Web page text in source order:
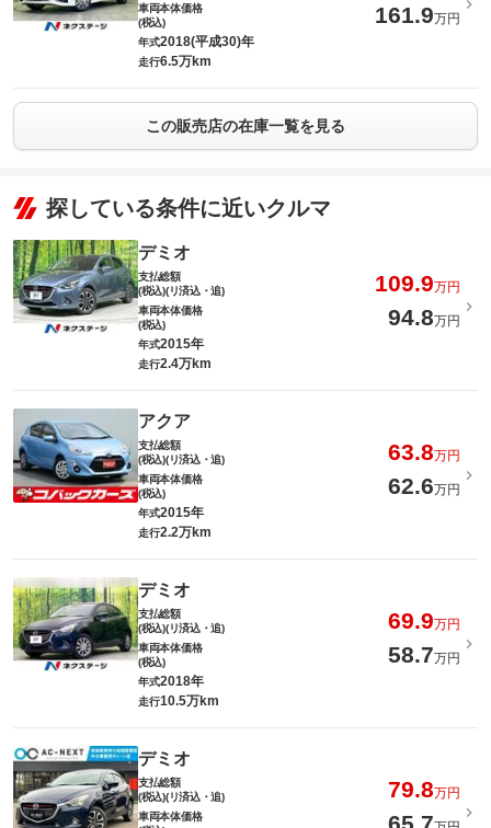
車両本体価格
(税込)
161.9万円
年式2018(平成30)年
走行6.5万km
この販売店の在庫一覧を見る
探している条件に近いクルマ
デミオ
支払総額
(税込)(リ済込・追)
109.9万円
車両本体価格
(税込)
94.8万円
年式2015年
走行2.4万km
アクア
支払総額
(税込)(リ済込・追)
63.8万円
車両本体価格
(税込)
62.6万円
年式2015年
走行2.2万km
デミオ
支払総額
(税込)(リ済込・追)
69.9万円
車両本体価格
(税込)
58.7万円
年式2018年
走行10.5万km
デミオ
支払総額
(税込)(リ済込・追)
79.8万円
車両本体価格